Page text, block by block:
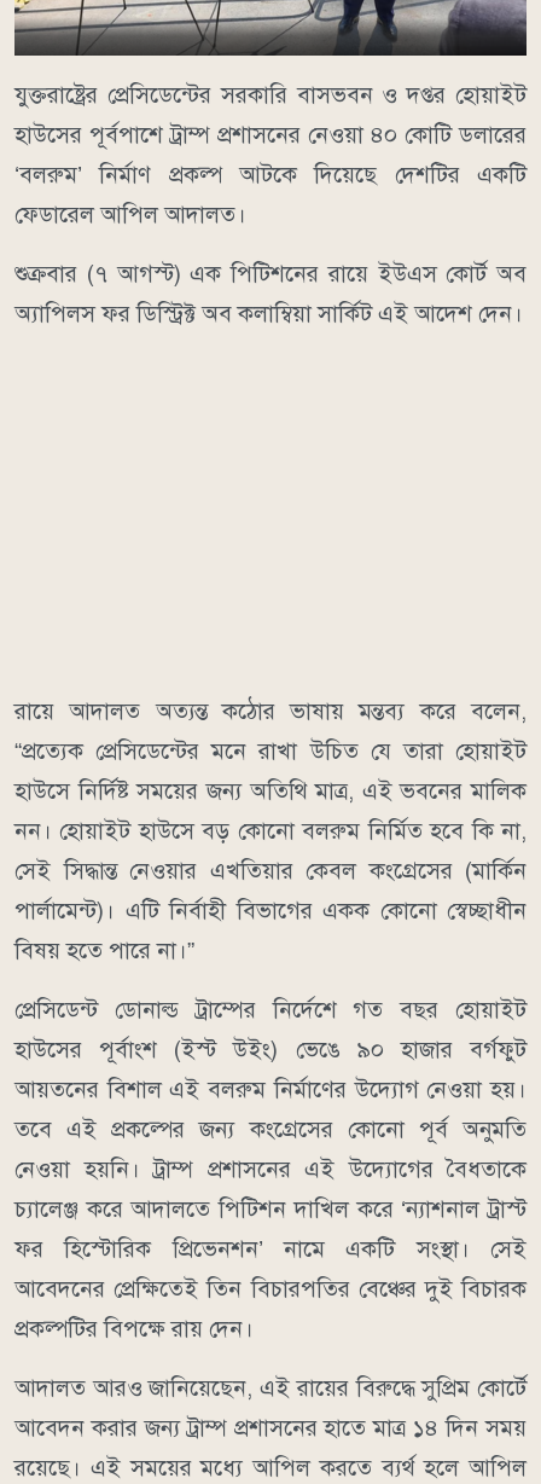
যুক্তরাষ্ট্রের প্রেসিডেন্টের সরকারি বাসভবন ও দপ্তর হোয়াইট
হাউসের পূর্বপাশে ট্রাম্প প্রশাসনের নেওয়া ৪০ কোটি ডলারের
‘বলরুম’ নির্মাণ প্রকল্প আটকে দিয়েছে দেশটির একটি
ফেডারেল আপিল আদালত।
শুক্রবার (৭ আগস্ট) এক পিটিশনের রায়ে ইউএস কোর্ট অব
অ্যাপিলস ফর ডিস্ট্রিক্ট অব কলাম্বিয়া সার্কিট এই আদেশ দেন।
রায়ে আদালত অত্যন্ত কঠোর ভাষায় মন্তব্য করে বলেন,
“প্রত্যেক প্রেসিডেন্টের মনে রাখা উচিত যে তারা হোয়াইট
হাউসে নির্দিষ্ট সময়ের জন্য অতিথি মাত্র, এই ভবনের মালিক
নন। হোয়াইট হাউসে বড় কোনো বলরুম নির্মিত হবে কি না,
সেই সিদ্ধান্ত নেওয়ার এখতিয়ার কেবল কংগ্রেসের (মার্কিন
পার্লামেন্ট)। এটি নির্বাহী বিভাগের একক কোনো স্বেচ্ছাধীন
বিষয় হতে পারে না।”
প্রেসিডেন্ট ডোনাল্ড ট্রাম্পের নির্দেশে গত বছর হোয়াইট
হাউসের পূর্বাংশ (ইস্ট উইং) ভেঙে ৯০ হাজার বর্গফুট
আয়তনের বিশাল এই বলরুম নির্মাণের উদ্যোগ নেওয়া হয়।
তবে এই প্রকল্পের জন্য কংগ্রেসের কোনো পূর্ব অনুমতি
নেওয়া হয়নি। ট্রাম্প প্রশাসনের এই উদ্যোগের বৈধতাকে
চ্যালেঞ্জ করে আদালতে পিটিশন দাখিল করে ‘ন্যাশনাল ট্রাস্ট
ফর হিস্টোরিক প্রিভেনশন’ নামে একটি সংস্থা। সেই
আবেদনের প্রেক্ষিতেই তিন বিচারপতির বেঞ্চের দুই বিচারক
প্রকল্পটির বিপক্ষে রায় দেন।
আদালত আরও জানিয়েছেন, এই রায়ের বিরুদ্ধে সুপ্রিম কোর্টে
আবেদন করার জন্য ট্রাম্প প্রশাসনের হাতে মাত্র ১৪ দিন সময়
রয়েছে। এই সময়ের মধ্যে আপিল করতে ব্যর্থ হলে আপিল